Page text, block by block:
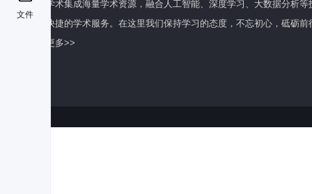
文件
百度学术集成海量学术资源，融合人工智能、深度学习、大数据分析
全面快捷的学术服务。在这里我们保持学习的态度，不忘初心，砥砺前
了解更多>>